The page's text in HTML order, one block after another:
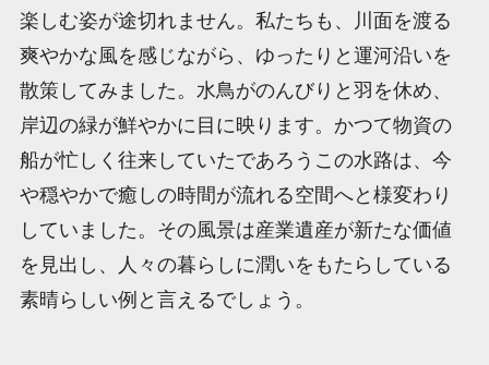
楽しむ姿が途切れません。私たちも、川面を渡る
爽やかな風を感じながら、ゆったりと運河沿いを
散策してみました。水鳥がのんびりと羽を休め、
岸辺の緑が鮮やかに目に映ります。かつて物資の
船が忙しく往来していたであろうこの水路は、今
や穏やかで癒しの時間が流れる空間へと様変わり
していました。その風景は産業遺産が新たな価値
を見出し、人々の暮らしに潤いをもたらしている
素晴らしい例と言えるでしょう。